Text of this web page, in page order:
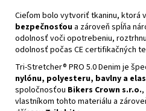
Cieľom bolo vytvoriť tkaninu, ktorá
bezpečnosťou a zároveň spĺňa
odolnosť voči opotrebeniu,
odolnosť počas CE certifikačných
Tri-Stretcher® PRO 5.0 Denim je
nylónu, polyesteru, bavlny a
spoločnosťou Bikers Crown s.r.o.,
vlastníkom tohto materiálu a